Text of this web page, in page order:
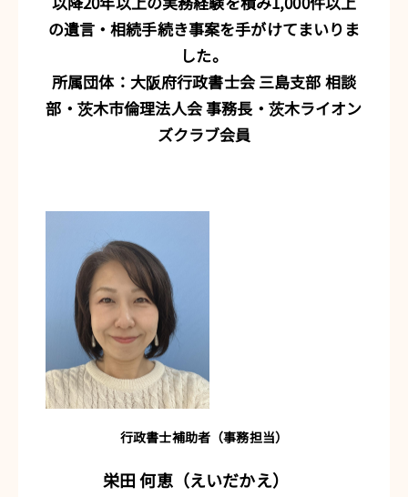
の遺言・相続手続き事案を手がけてまいりま
した。
所属団体：大阪府行政書士会 三島支部 相談
部・茨木市倫理法人会 事務長・茨木ライオン
ズクラブ会員
行政書士補助者（事務担当）
栄田 何恵（えいだかえ）